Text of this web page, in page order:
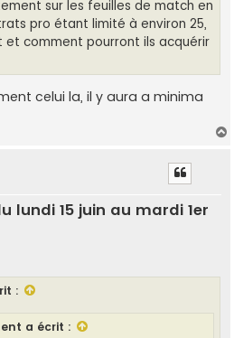
sur les feuilles de match en
pro étant limité à environ 25,
et comment pourront ils acquérir
celui la, il y aura a minima
lundi 15 juin au mardi 1er
:
a écrit :